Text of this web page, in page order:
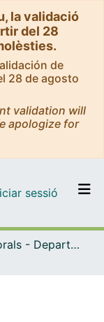
la validació
del 28
de
28 de agosto
validation will
apologize for
tot el DD
sessió (current)
Tesis Doctorals - Departament - Bioquímica i Biomedicina Molecular